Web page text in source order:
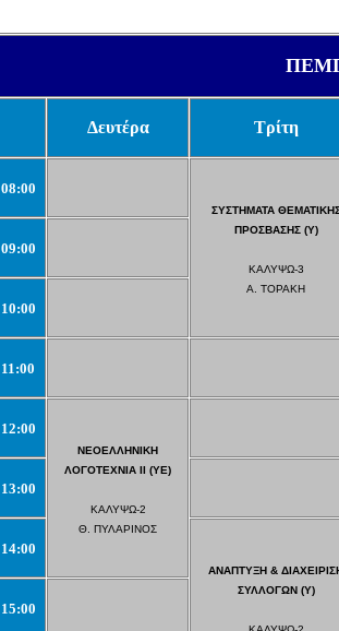
Δευτέρα Τρίτη
08:00
ΣΥΣΤΗΜΑΤΑ
ΠΡΟΣΒΑΣΗΣ (Υ)
ΚΑΛΥΨΩ-3
Α. ΤΟΡΑΚΗ
09:00
10:00
11:00
12:00
ΝΕΟΕΛΛΗΝΙΚΗ
ΛΟΓΟΤΕΧΝΙΑ ΙΙ (ΥΕ)
ΚΑΛΥΨΩ-2
Θ. ΠΥΛΑΡΙΝΟΣ
13:00
14:00
ΑΝΑΠΤΥΞΗ &
ΣΥΛΛΟΓΩΝ (Υ)
15:00